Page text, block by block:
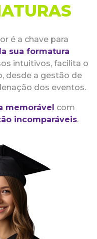
é a chave para
sua formatura
intuitivos, facilita o
desde a gestão de
dos eventos.
memorável com
incomparáveis.